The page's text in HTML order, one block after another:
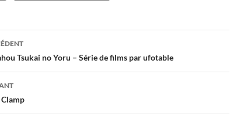
Tsukai no Yoru – Série de films par ufotable